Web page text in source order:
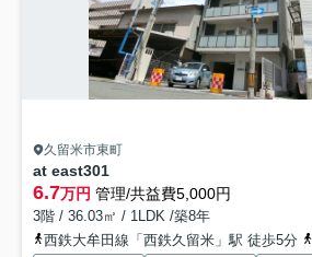
久留米市東町
at east301
6.7万円 管理/共益費5,000円
3階 / 36.03㎡ / 1LDK /築8年
西鉄大牟田線「西鉄久留米」駅 徒歩5分